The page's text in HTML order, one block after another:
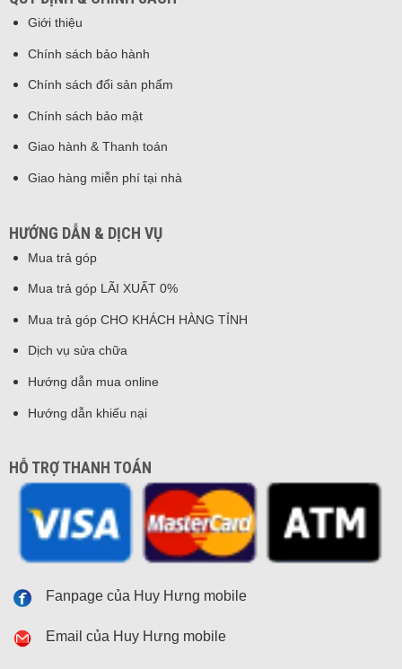
Giới thiệu
Chính sách bảo hành
Chính sách đổi sản phẩm
Chính sách bảo mật
Giao hành & Thanh toán
Giao hàng miễn phí tại nhà
HƯỚNG DẪN & DỊCH VỤ
Mua trả góp
Mua trả góp LÃI XUẤT 0%
Mua trả góp CHO KHÁCH HÀNG TỈNH
Dịch vụ sửa chữa
Hướng dẫn mua online
Hướng dẫn khiếu nại
HỖ TRỢ THANH TOÁN
Fanpage của Huy Hưng mobile
Email của Huy Hưng mobile